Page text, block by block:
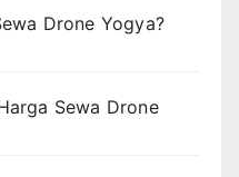
Drone Yogya?
Sewa Drone